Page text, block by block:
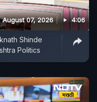
August 07, 2026 4:06
Shinde
Politics